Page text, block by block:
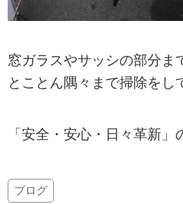
窓ガラスやサッシの部分ま
とことん隅々まで掃除をし
「安全・安心・日々革新」
ブログ